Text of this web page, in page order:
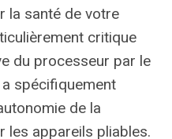
la santé de votre
critique
du processeur par le
spécifiquement
de la
les appareils pliables.